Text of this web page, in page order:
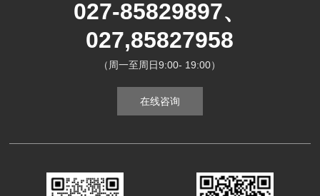
027-85829897、
027,85827958
（周一至周日9:00- 19:00）
在线咨询